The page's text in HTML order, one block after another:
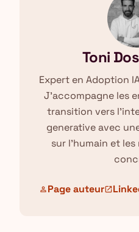
Toni
Expert en Adoption
J'accompagne les
transition vers
generative avec
sur l'humain et
personPage auteuropen_in_new